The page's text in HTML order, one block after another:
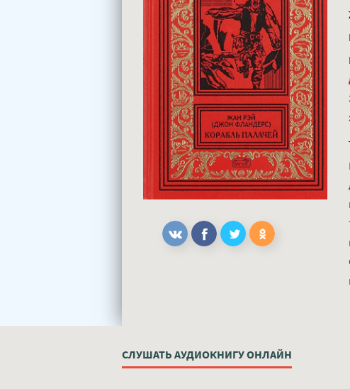
СЛУШАТЬ АУДИОКНИГУ ОНЛАЙН